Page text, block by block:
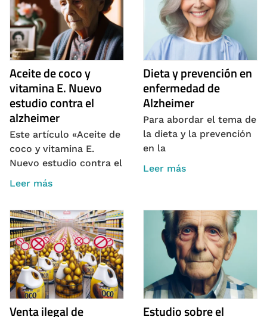
Aceite de coco y
vitamina E. Nuevo
estudio contra el
alzheimer
Este artículo «Aceite de
coco y vitamina E.
Nuevo estudio contra el
Leer más
Dieta y prevención en
enfermedad de
Alzheimer
Para abordar el tema de
la dieta y la prevención
en la
Leer más
Venta ilegal de
Estudio sobre el